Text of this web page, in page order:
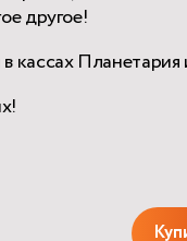
другое!
кассах Планетария